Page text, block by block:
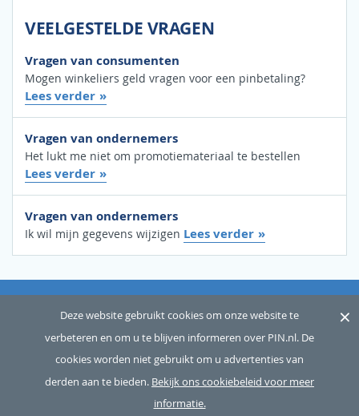
VEELGESTELDE VRAGEN
Vragen van consumenten
Mogen winkeliers geld vragen voor een pinbetaling?
Lees verder
Vragen van ondernemers
Het lukt me niet om promotiemateriaal te bestellen
Lees verder
Vragen van ondernemers
Ik wil mijn gegevens wijzigen Lees verder
Copyright © 2026 Betaalvereniging Nederland, alle rechten
voorbehouden
OVER ONS SITEMAP WOORDENLIJST CONTACT
DISCLAIMER PRIVACY
Deze website gebruikt cookies om onze website te
verbeteren en om u te blijven informeren over PIN.nl. De
cookies worden niet gebruikt om u advertenties van
derden aan te bieden. Bekijk ons cookiebeleid voor meer
informatie.
×